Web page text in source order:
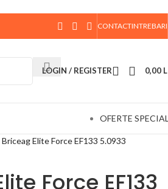
ora 15:00, vor fi expediate. Va
CONTACTINTREBARI
LOGIN / REGISTER 0,00
OFERTE
Briceag Elite Force EF133 5.0933
Force EF133